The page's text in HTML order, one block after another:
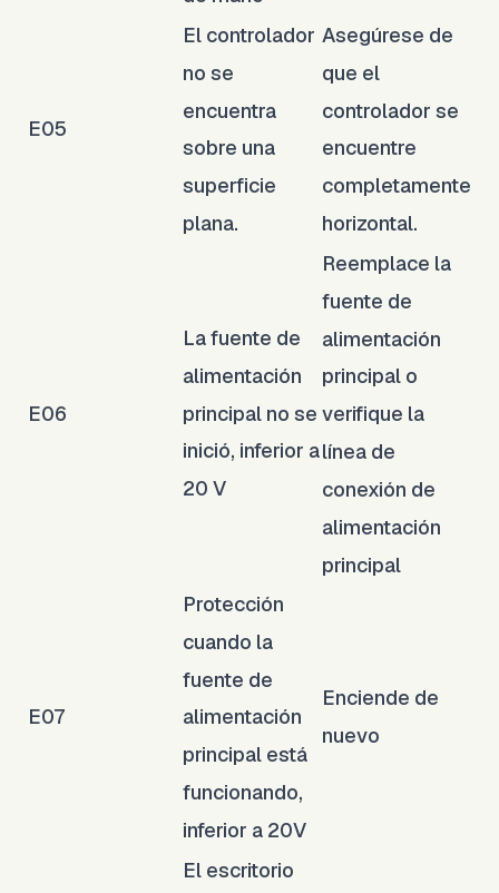
E05
El controlador
no se
encuentra
sobre una
superficie
plana.
Asegúrese de
que el
controlador se
encuentre
completamente
horizontal.
E06
La fuente de
alimentación
principal no se
inició, inferior a
20 V
Reemplace la
fuente de
alimentación
principal o
verifique la
línea de
conexión de
alimentación
principal
E07
Protección
cuando la
fuente de
alimentación
principal está
funcionando,
inferior a 20V
Enciende de
nuevo
El escritorio